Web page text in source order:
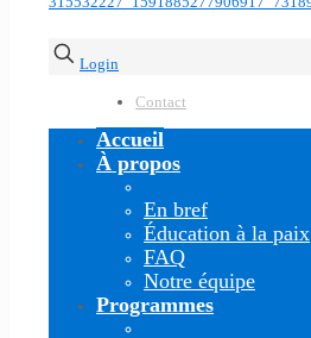
Login
Contact
Accueil
À propos
En bref
Éducation à la paix
FAQ
Notre équipe
Programmes